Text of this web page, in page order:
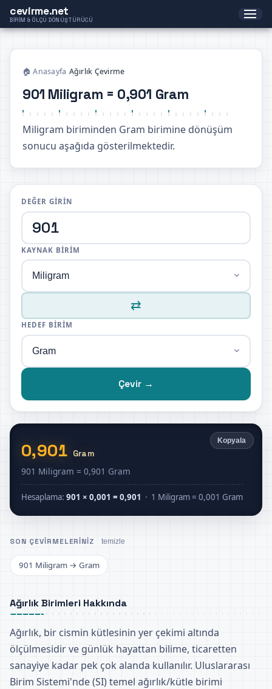
cevirme.net
BIRIM & ÖLÇÜ DÖNÜŞTÜRÜCÜ
🏠 Anasayfa Ağırlık Çevirme
901 Miligram = 0,901 Gram
Miligram biriminden Gram birimine dönüşüm
sonucu aşağıda gösterilmektedir.
DEĞER GIRIN
KAYNAK BIRIM
⇄
HEDEF BIRIM
Çevir →
Kopyala
0,901 Gram
901 Miligram = 0,901 Gram
Hesaplama:901 × 0,001 = 0,901 · 1 Miligram = 0,001 Gram
SON ÇEVIRMELERINIZ temizle
901 Miligram → Gram
Ağırlık Birimleri Hakkında
Ağırlık, bir cismin kütlesinin yer çekimi altında
ölçülmesidir ve günlük hayattan bilime, ticaretten
sanayiye kadar pek çok alanda kullanılır. Uluslararası
Birim Sistemi'nde (SI) temel ağırlık/kütle birimi